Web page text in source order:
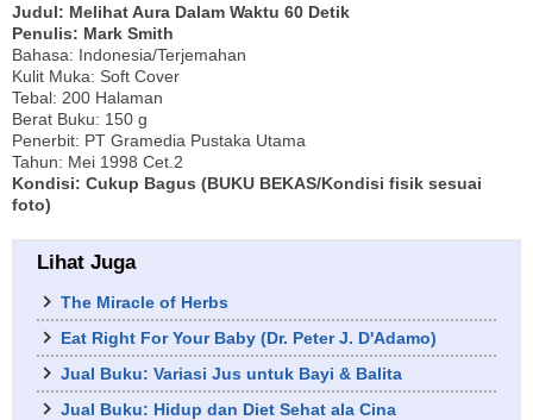
Judul: Melihat Aura Dalam Waktu 60 Detik
Penulis: Mark Smith
Bahasa: Indonesia/Terjemahan
Kulit Muka: Soft Cover
Tebal: 200 Halaman
Berat Buku: 150 g
Penerbit: PT Gramedia Pustaka Utama
Tahun: Mei 1998 Cet.2
Kondisi: Cukup Bagus (BUKU BEKAS/Kondisi fisik sesuai
foto)
Lihat Juga
The Miracle of Herbs
Eat Right For Your Baby (Dr. Peter J. D'Adamo)
Jual Buku: Variasi Jus untuk Bayi & Balita
Jual Buku: Hidup dan Diet Sehat ala Cina